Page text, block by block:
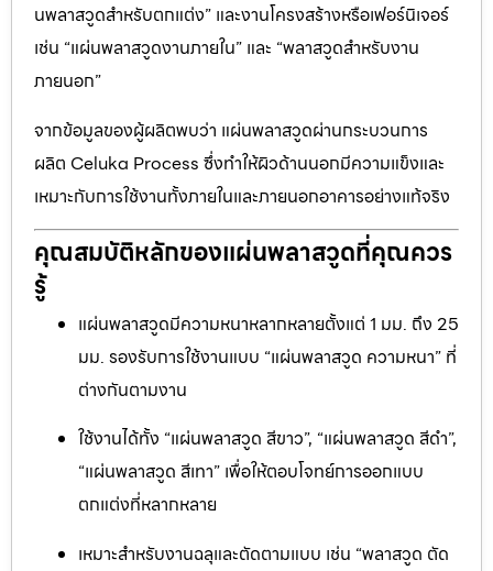
นพลาสวูดสำหรับตกแต่ง” และงานโครงสร้างหรือเฟอร์นิเจอร์
เช่น “แผ่นพลาสวูดงานภายใน” และ “พลาสวูดสำหรับงาน
ภายนอก”
จากข้อมูลของผู้ผลิตพบว่า แผ่นพลาสวูดผ่านกระบวนการ
ผลิต Celuka Process ซึ่งทำให้ผิวด้านนอกมีความแข็งและ
เหมาะกับการใช้งานทั้งภายในและภายนอกอาคารอย่างแท้จริง
คุณสมบัติหลักของแผ่นพลาสวูดที่คุณควร
รู้
แผ่นพลาสวูดมีความหนาหลากหลายตั้งแต่ 1 มม. ถึง 25
มม. รองรับการใช้งานแบบ “แผ่นพลาสวูด ความหนา” ที่
ต่างกันตามงาน
ใช้งานได้ทั้ง “แผ่นพลาสวูด สีขาว”, “แผ่นพลาสวูด สีดำ”,
“แผ่นพลาสวูด สีเทา” เพื่อให้ตอบโจทย์การออกแบบ
ตกแต่งที่หลากหลาย
เหมาะสำหรับงานฉลุและตัดตามแบบ เช่น “พลาสวูด ตัด